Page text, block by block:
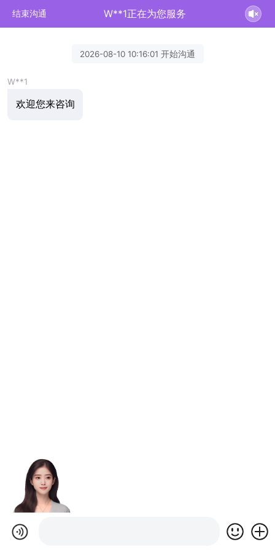
结束沟通 W**1正在为您服务
2026-08-10 10:16:01 开始沟通
W**1
欢迎您来咨询